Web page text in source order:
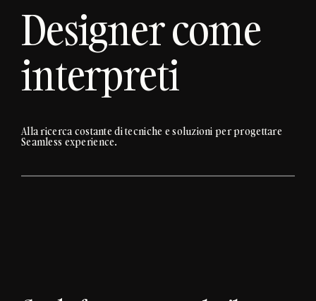
Designer come
interpreti
Alla ricerca costante di tecniche e soluzioni per progettare
Seamless experience.